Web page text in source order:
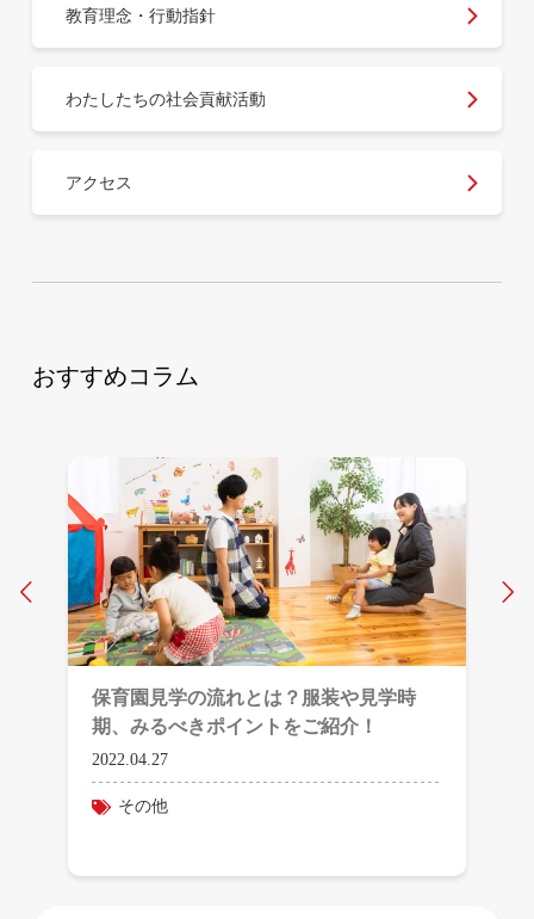
教育理念・行動指針
わたしたちの社会貢献活動
アクセス
おすすめコラム
保育園見学の流れとは？服装や見学時
期、みるべきポイントをご紹介！
2022.04.27
その他